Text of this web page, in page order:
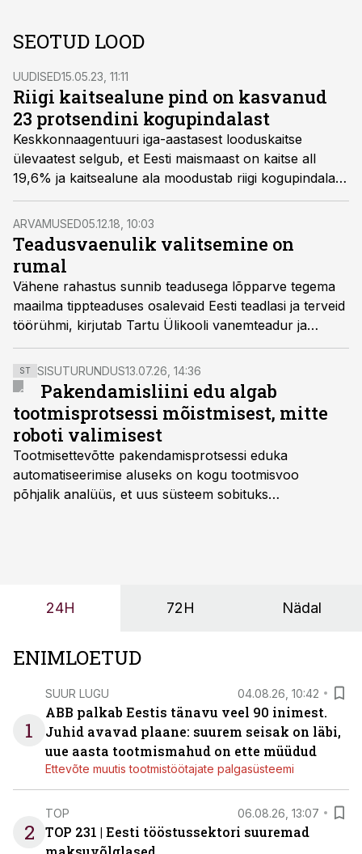
SEOTUD LOOD
UUDISED15.05.23, 11:11
Riigi kaitsealune pind on kasvanud
23 protsendini kogupindalast
Keskkonnaagentuuri iga-aastasest looduskaitse
ülevaatest selgub, et Eesti maismaast on kaitse all
19,6% ja kaitsealune ala moodustab riigi kogupindalast
23%.
ARVAMUSED05.12.18, 10:03
Teadusvaenulik valitsemine on
rumal
Vähene rahastus sunnib teadusega lõpparve tegema
maailma tippteaduses osalevaid Eesti teadlasi ja terveid
töörühmi, kirjutab Tartu Ülikooli vanemteadur ja
Teaduskoja algatusrühma liige Aveliina Helm.
ST SISUTURUNDUS13.07.26, 14:36
Pakendamisliini edu algab
tootmisprotsessi mõistmisest, mitte
roboti valimisest
Tootmisettevõtte pakendamisprotsessi eduka
automatiseerimise aluseks on kogu tootmisvoo
põhjalik analüüs, et uus süsteem sobituks
OÜ tegevjuht Sander Mitendorf.
24H 72H Nädal
ENIMLOETUD
1
SUUR LUGU 04.08.26, 10:42
ABB palkab Eestis tänavu veel 90 inimest.
Juhid avavad plaane: suurem seisak on läbi,
uue aasta tootmismahud on ette müüdud
Ettevõte muutis tootmistöötajate palgasüsteemi
2
TOP 06.08.26, 13:07
TOP 231 | Eesti tööstussektori suuremad